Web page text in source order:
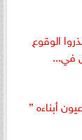
الوقوع
في...
أبناءه ”